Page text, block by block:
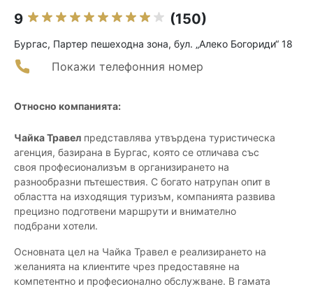
9 (150)
Бургас, Партер пешеходна зона, бул. „Алеко Богориди“ 18
Покажи телефонния номер
Относно компанията:
Чайка Травел представлява утвърдена туристическа
агенция, базирана в Бургас, която се отличава със
своя професионализъм в организирането на
разнообразни пътешествия. С богато натрупан опит в
областта на изходящия туризъм, компанията развива
прецизно подготвени маршрути и внимателно
подбрани хотели.
Основната цел на Чайка Травел е реализирането на
желанията на клиентите чрез предоставяне на
компетентно и професионално обслужване. В гамата